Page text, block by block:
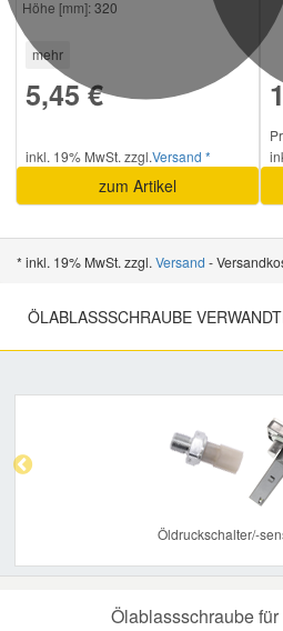
Höhe [mm]: 320
mehr
5,45 €
inkl. 19% MwSt. zzgl.Versand *
zum Artikel
* inkl. 19% MwSt. zzgl. Versand -
ÖLABLASSSCHRAUBE
Öldruckschalter/-
Ölablassschraube